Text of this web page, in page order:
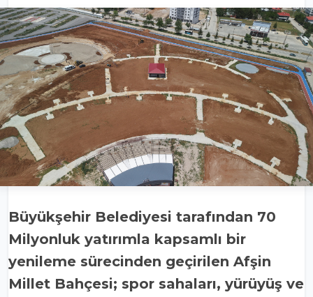
Büyükşehir Belediyesi tarafından 70
Milyonluk yatırımla kapsamlı bir
yenileme sürecinden geçirilen Afşin
Millet Bahçesi; spor sahaları, yürüyüş ve